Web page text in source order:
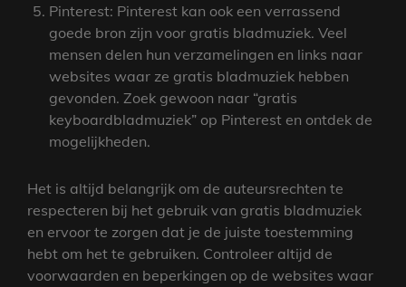
Pinterest: Pinterest kan ook een verrassend
goede bron zijn voor gratis bladmuziek. Veel
mensen delen hun verzamelingen en links naar
websites waar ze gratis bladmuziek hebben
gevonden. Zoek gewoon naar “gratis
keyboardbladmuziek” op Pinterest en ontdek de
mogelijkheden.
Het is altijd belangrijk om de auteursrechten te
respecteren bij het gebruik van gratis bladmuziek
en ervoor te zorgen dat je de juiste toestemming
hebt om het te gebruiken. Controleer altijd de
voorwaarden en beperkingen op de websites waar